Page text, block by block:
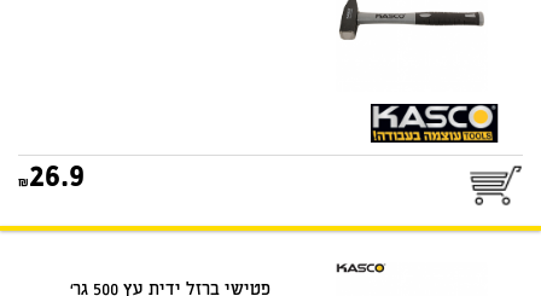
26.9
פטישי ברזל ידית עץ 500 גר‘